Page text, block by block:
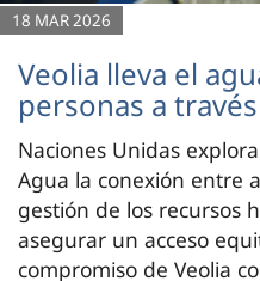
18 MAR 2026
Veolia lleva el
personas a
Naciones Unidas
Agua la conexión entre
gestión de los recursos
asegurar un acceso
compromiso de Veolia